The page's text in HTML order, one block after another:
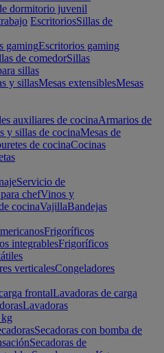
dormitorio juvenil
EscritoriosSillas de
gamingEscritorios gaming
de comedorSillas
sillas
y sillasMesas extensiblesMesas
auxiliares de cocinaArmarios de
y sillas de cocinaMesas de
de cocinaCocinas
Servicio de
chefVinos y
cocinaVajillaBandejas
Frigoríficos
integrablesFrigoríficos
verticalesCongeladores
frontalLavadoras de carga
Lavadoras
Secadoras con bomba de
Secadoras de